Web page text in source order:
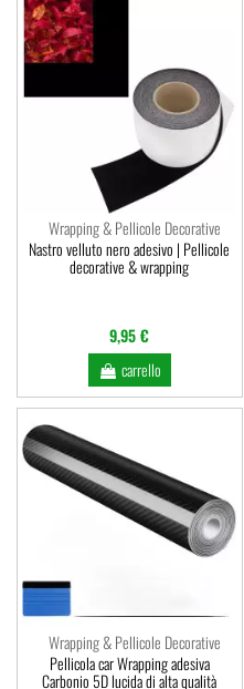
Wrapping & Pellicole Decorative
Nastro velluto nero adesivo | Pellicole
decorative & wrapping
9,95 €
carrello
Wrapping & Pellicole Decorative
Pellicola car Wrapping adesiva
Carbonio 5D lucida di alta qualità